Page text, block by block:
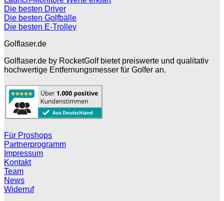
Die besten Driver
Die besten Golfbälle
Die besten E-Trolley
Golflaser.de
Golflaser.de by RocketGolf bietet preiswerte und qualitativ
hochwertige Entfernungsmesser für Golfer an.
Für Proshops
Partnerprogramm
Impressum
Kontakt
Team
News
Widerruf